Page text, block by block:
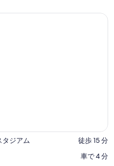
タジアム
‪徒歩 15 分‬
‪車で 4 分‬